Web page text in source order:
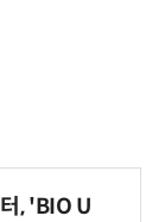
, 'BIO U